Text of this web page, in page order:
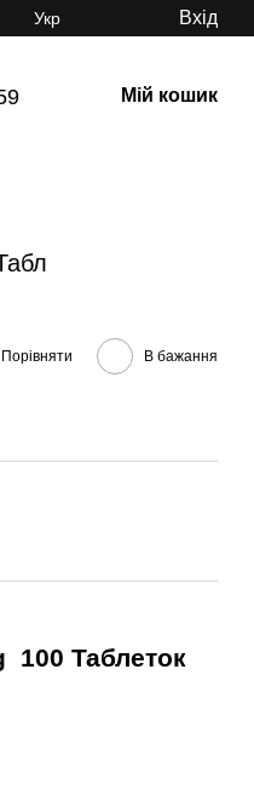
Укр Вхід
Мій кошик
Порівняти В бажання
100 Таблеток